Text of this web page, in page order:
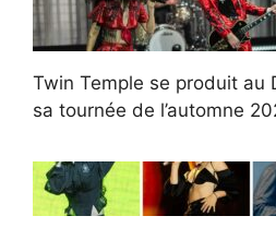
Twin Temple se produit au
sa tournée de l’automne